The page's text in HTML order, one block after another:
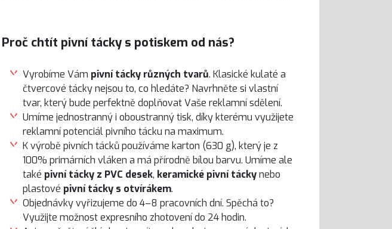
Proč chtít pivní tácky s potiskem od nás?
Vyrobíme Vám pivní tácky různých tvarů. Klasické kulaté a
čtvercové tácky nejsou to, co hledáte? Navrhněte si vlastní
tvar, který bude perfektně doplňovat Vaše reklamní sdělení.
Umíme jednostranný i oboustranný tisk, díky kterému využijete
reklamní potenciál pivního tácku na maximum.
K výrobě pivních tácků používáme karton (630 g), který je z
100% primárních vláken a má přírodně bílou barvu. Umíme ale
také pivní tácky z PVC desek, keramické pivní táckynebo
plastové pivní tácky s otvírákem.
Objednávky vyřizujeme do 4–8 pracovních dní. Spěchá to?
Využijte možnost expresního zhotovení do 24 hodin.